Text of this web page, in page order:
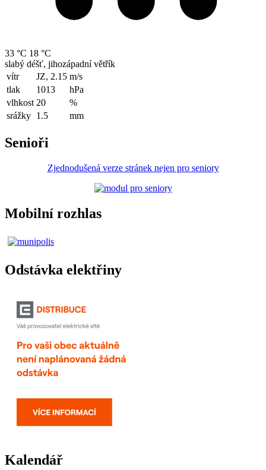
33 °C 18 °C
slabý déšť, jihozápadní větřík
vítr
JZ, 2.15 m/s
tlak
1013
hPa
vlhkost 20
%
srážky 1.5 mm
Senioři
Zjednodušená verze stránek nejen pro seniory
Mobilní rozhlas
Odstávka elektřiny
Kalendář